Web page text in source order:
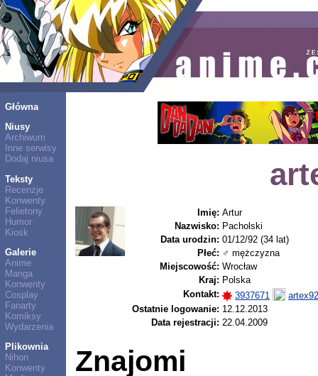
Główna
Niusy
Archiwum
Inne serwisy
Dodaj niusa
Teksty
Recenzje
Konwenty
Felietony
Humor
Kiosk
Galerie
Anime
Manga
Konwenty
Cosplay
Fanarty
Komiksy
Wydarzenia
Plikownia
Nihon
Konwenty
Imię: Artur
Nazwisko: Pacholski
Data urodzin: 01/12/92 (34 lat)
Płeć: ♂ mężczyzna
Miejscowość: Wrocław
Kraj: Polska
Kontakt:
3937671
artex92
Ostatnie logowanie: 12.12.2013
Data rejestracji: 22.04.2009
Znajomi